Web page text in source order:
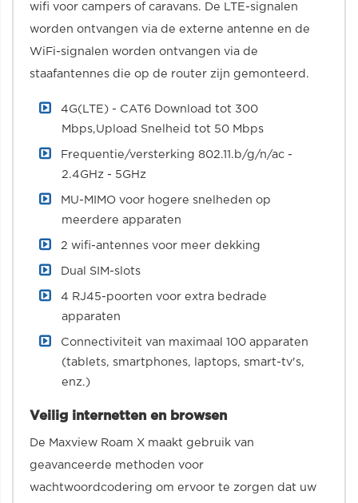
wifi voor campers of caravans. De LTE-signalen
worden ontvangen via de externe antenne en de
WiFi-signalen worden ontvangen via de
staafantennes die op de router zijn gemonteerd.
4G(LTE) - CAT6 Download tot 300
Mbps,Upload Snelheid tot 50 Mbps
Frequentie/versterking 802.11.b/g/n/ac -
2.4GHz - 5GHz
MU-MIMO voor hogere snelheden op
meerdere apparaten
2 wifi-antennes voor meer dekking
Dual SIM-slots
4 RJ45-poorten voor extra bedrade
apparaten
Connectiviteit van maximaal 100 apparaten
(tablets, smartphones, laptops, smart-tv's,
enz.)
Veilig internetten en browsen
De Maxview Roam X maakt gebruik van
geavanceerde methoden voor
wachtwoordcodering om ervoor te zorgen dat uw